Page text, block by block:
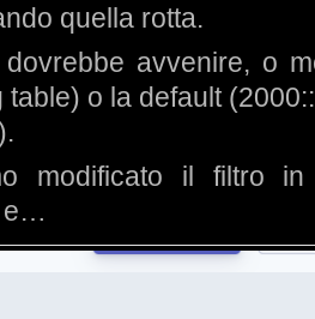
quella rotta.
avvenire, o
table) o la default
modificato il filtro
e…